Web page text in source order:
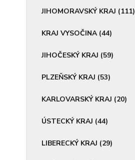
JIHOMORAVSKÝ KRAJ (111)
KRAJ VYSOČINA (44)
JIHOČESKÝ KRAJ (59)
PLZEŇSKÝ KRAJ (53)
KARLOVARSKÝ KRAJ (20)
ÚSTECKÝ KRAJ (44)
LIBERECKÝ KRAJ (29)